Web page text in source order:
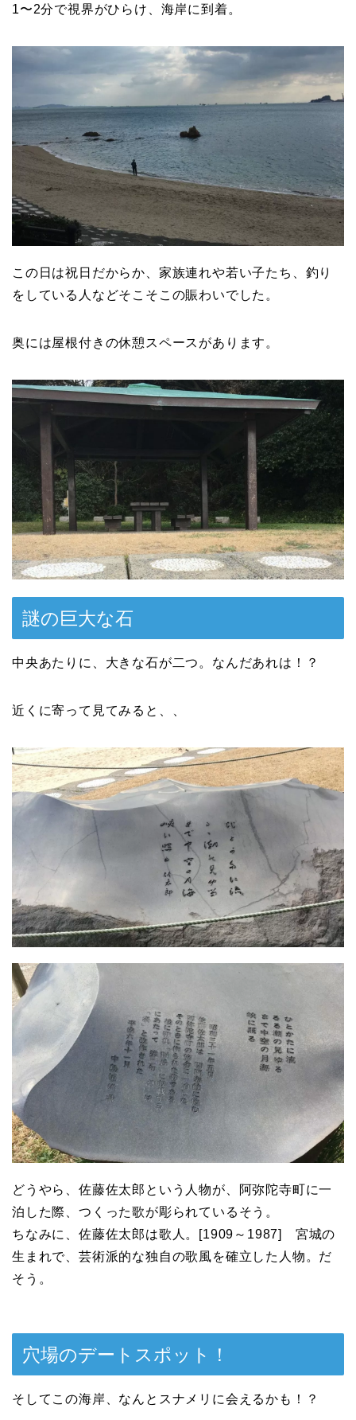
1〜2分で視界がひらけ、海岸に到着。
この日は祝日だからか、家族連れや若い子たち、釣り
をしている人などそこそこの賑わいでした。
奥には屋根付きの休憩スペースがあります。
謎の巨大な石
中央あたりに、大きな石が二つ。なんだあれは！？
近くに寄って見てみると、、
どうやら、佐藤佐太郎という人物が、阿弥陀寺町に一
泊した際、つくった歌が彫られているそう。
ちなみに、佐藤佐太郎は歌人。[1909～1987] 宮城の
生まれで、芸術派的な独自の歌風を確立した人物。だ
そう。
穴場のデートスポット！
そしてこの海岸、なんとスナメリに会えるかも！？